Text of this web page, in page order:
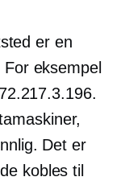
er en
eksempel
Det er
de kobles til